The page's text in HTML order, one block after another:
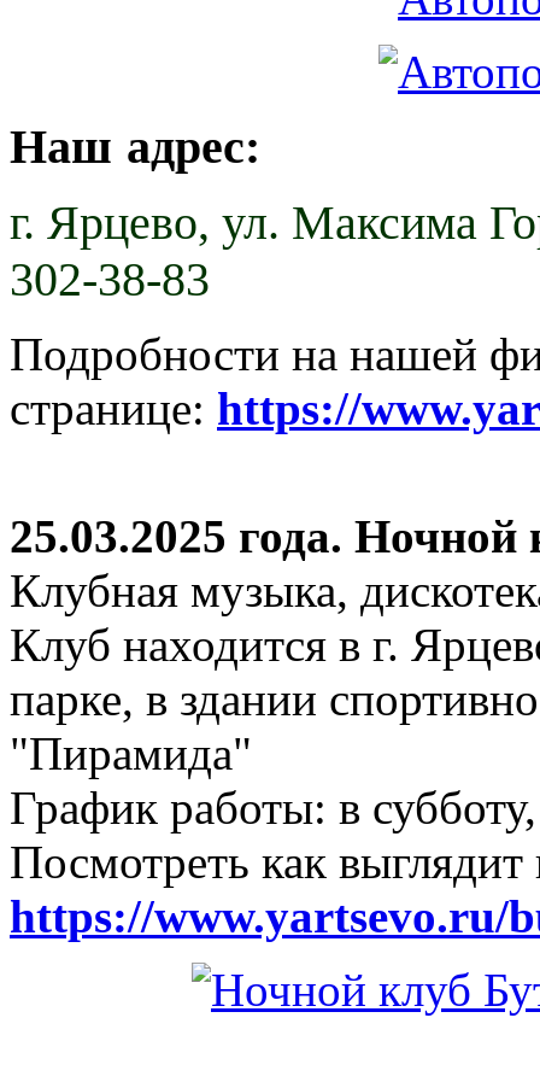
Наш адрес:
г. Ярцево, ул. Максима
302-38-83
Подробности на нашей
странице: https://
25.03.2025 года.
Клубная музыка,
Клуб находится в г.
парке, в здании
"Пирамида"
График работы: в
Посмотреть как
https://www.yartsevo.ru/